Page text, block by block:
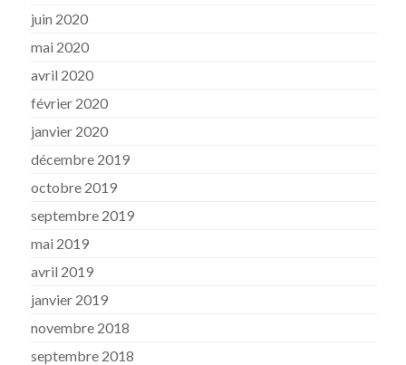
juin 2020
mai 2020
avril 2020
février 2020
janvier 2020
décembre 2019
octobre 2019
septembre 2019
mai 2019
avril 2019
janvier 2019
novembre 2018
septembre 2018